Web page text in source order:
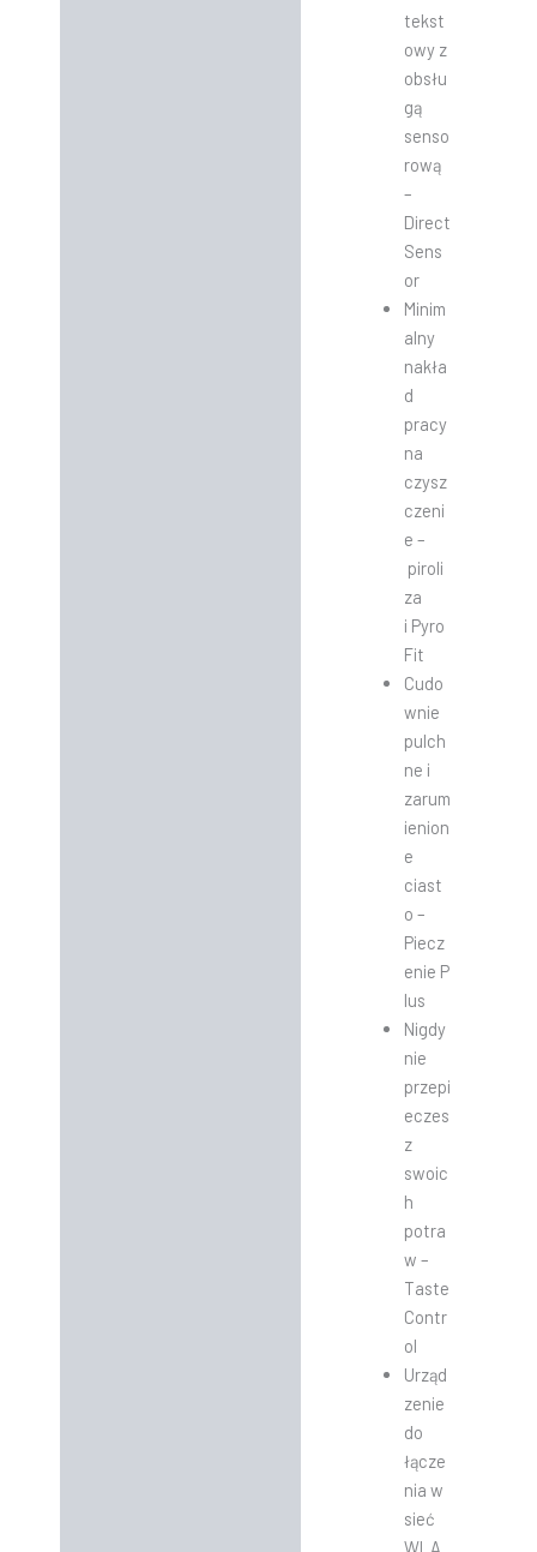
tekst
owy z
obsłu
gą
senso
rową
–
Direct
Sens
or
Minim
alny
nakła
d
pracy
na
czysz
czeni
e –
piroli
za
i Pyro
Fit
Cudo
wnie
pulch
ne i
zarum
ienion
e
ciast
o –
Piecz
enie P
lus
​Nigdy
nie
przepi
eczes
z
swoic
h
potra
w –
Taste
Contr
ol
Urząd
zenie
do
łącze
nia w
sieć
WLA